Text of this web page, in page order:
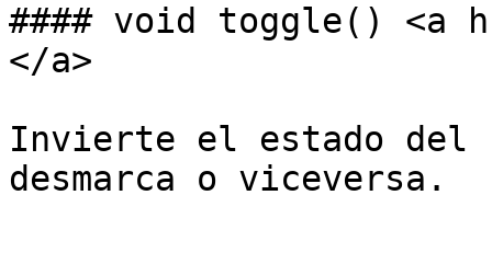
#### void toggle() <a
</a>
Invierte el estado del